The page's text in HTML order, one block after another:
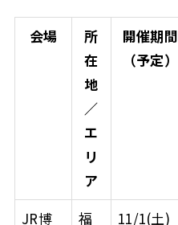
会場
所
在
地
／
エ
リ
ア
開催期間
（予定）
JR博
福
11/1(土)